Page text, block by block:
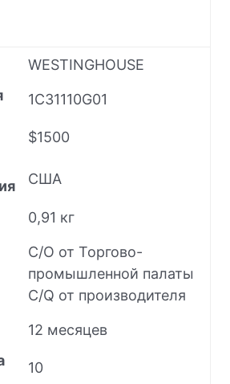
WESTINGHOUSE
1C31110G01
$1500
США
0,91 кг
C/O от Торгово-
промышленной палаты
C/Q от производителя
12 месяцев
10